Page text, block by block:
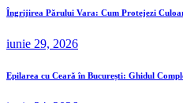
Îngrijirea Părului Vara: Cum Protejezi
iunie 29, 2026
Epilarea cu Ceară în București: Ghidul